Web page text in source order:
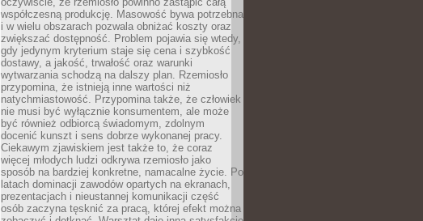
współczesną produkcję. Masowość bywa potrzebna
i w wielu obszarach pozwala obniżać koszty oraz
zwiększać dostępność. Problem pojawia się wtedy,
gdy jedynym kryterium staje się cena i szybkość
dostawy, a jakość, trwałość oraz warunki
wytwarzania schodzą na dalszy plan. Rzemiosło
przypomina, że istnieją inne wartości niż
natychmiastowość. Przypomina także, że człowiek
nie musi być wyłącznie konsumentem, ale może
być również odbiorcą świadomym, zdolnym
docenić kunszt i sens dobrze wykonanej pracy.
Ciekawym zjawiskiem jest także to, że coraz
więcej młodych ludzi odkrywa rzemiosło jako
sposób na bardziej konkretne, namacalne życie. Po
latach dominacji zawodów opartych na ekranach,
prezentacjach i nieustannej komunikacji część
osób zaczyna tęsknić za pracą, której efekt można